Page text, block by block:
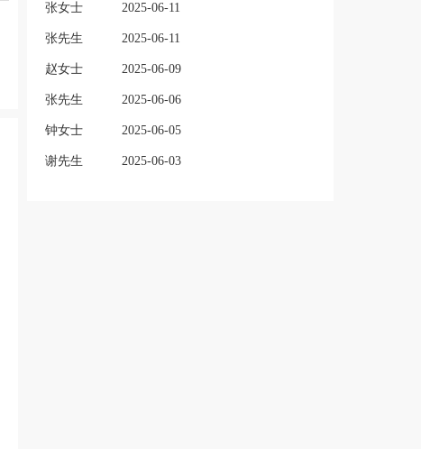
张女士 2025-06-11
张先生 2025-06-11
赵女士 2025-06-09
张先生 2025-06-06
钟女士 2025-06-05
谢先生 2025-06-03